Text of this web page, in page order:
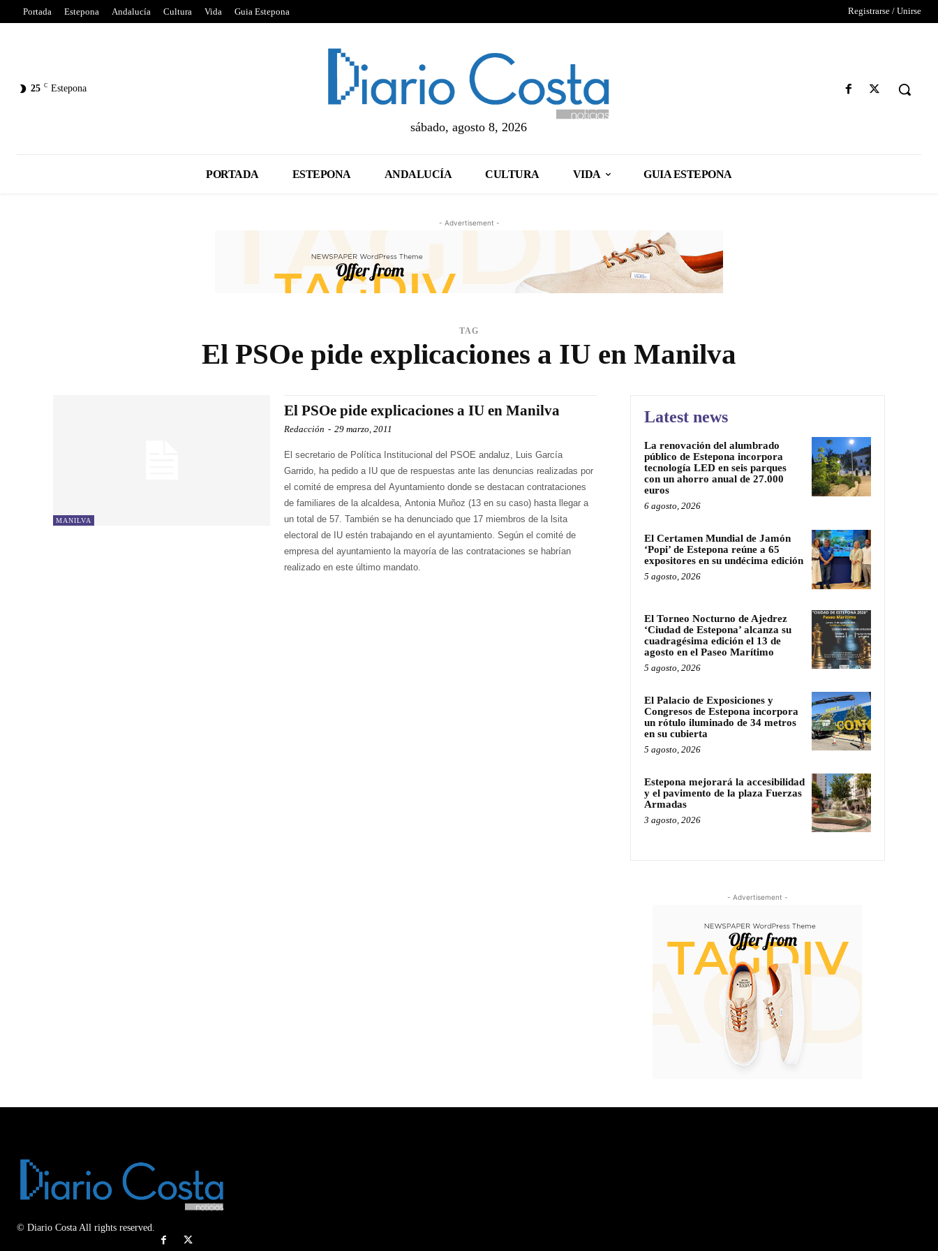
Portada Estepona Andalucía Cultura Vida Guia Estepona Registrarse / Unirse
25 C Estepona
sábado, agosto 8, 2026
PORTADA ESTEPONA ANDALUCÍA CULTURA VIDA GUIA ESTEPONA
- Advertisement -
TAG
El PSOe pide explicaciones a IU en Manilva
MANILVA
El PSOe pide explicaciones a IU en Manilva
Redacción - 29 marzo, 2011
El secretario de Política Institucional del PSOE andaluz, Luis García
Garrido, ha pedido a IU que de respuestas ante las denuncias realizadas por
el comité de empresa del Ayuntamiento donde se destacan contrataciones
de familiares de la alcaldesa, Antonia Muñoz (13 en su caso) hasta llegar a
un total de 57. También se ha denunciado que 17 miembros de la lsita
electoral de IU estén trabajando en el ayuntamiento. Según el comité de
empresa del ayuntamiento la mayoría de las contrataciones se habrían
realizado en este último mandato.
Latest news
La renovación del alumbrado
público de Estepona incorpora
tecnología LED en seis parques
con un ahorro anual de 27.000
euros
6 agosto, 2026
El Certamen Mundial de Jamón
‘Popi’ de Estepona reúne a 65
expositores en su undécima edición
5 agosto, 2026
El Torneo Nocturno de Ajedrez
‘Ciudad de Estepona’ alcanza su
cuadragésima edición el 13 de
agosto en el Paseo Marítimo
5 agosto, 2026
El Palacio de Exposiciones y
Congresos de Estepona incorpora
un rótulo iluminado de 34 metros
en su cubierta
5 agosto, 2026
Estepona mejorará la accesibilidad
y el pavimento de la plaza Fuerzas
Armadas
3 agosto, 2026
- Advertisement -
© Diario Costa All rights reserved.